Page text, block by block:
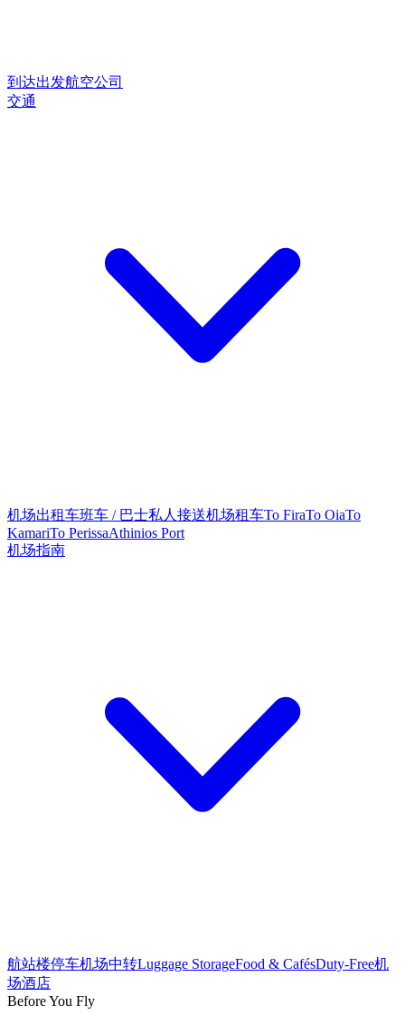
到达出发航空公司
交通
机场出租车班车 / 巴士私人接送机场租车To FiraTo OiaTo
KamariTo PerissaAthinios Port
机场指南
航站楼停车机场中转Luggage StorageFood & CafésDuty-Free机
场酒店
Before You Fly